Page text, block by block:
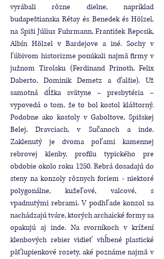
vyrábali rôzne dielne, napríklad
budapeštianska Rétay és Benedek és Hölzel,
na Spiši Július Fuhrmann, František Repcsik,
Albín Hölzel v Bardejove a iné. Sochy v
ľúbivom historizme ponúkali najmä firmy v
južnom Tirolsku (Ferdinand Prinoth, Felix
Daberto, Dominik Demetz a ďalšie). Už
samotná dĺžka svätyne – presbytéria –
vypovedá o tom, že to bol kostol kláštorný.
Podobne ako kostoly v Gaboltove, Spišskej
Belej, Dravciach, v Sučanoch a inde.
Zaklenutý je dvoma poľami kamennej
rebrovej klenby, profilu typického pre
obdobie okolo roku 1250. Rebrá dosadajú do
steny na konzoly rôznych foriem - niektoré
polygonálne, kužeľové, valcové, s
vpadnutými rebrami. V podhľade konzol sa
nachádzajú tváre, ktorých archaické formy sa
opakujú aj inde. Na svorníkoch v krížení
klenbových rebier vidieť vhĺbené plastické
päťlupienkové rozety, aké poznáme najmä v